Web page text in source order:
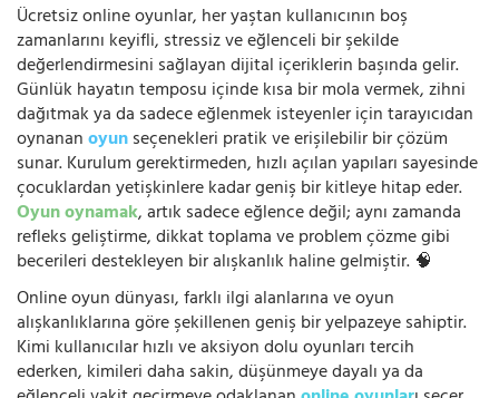
Ücretsiz online oyunlar, her yaştan kullanıcının boş
zamanlarını keyifli, stressiz ve eğlenceli bir şekilde
değerlendirmesini sağlayan dijital içeriklerin başında gelir.
Günlük hayatın temposu içinde kısa bir mola vermek, zihni
dağıtmak ya da sadece eğlenmek isteyenler için tarayıcıdan
oynananoyunseçenekleri pratik ve erişilebilir bir çözüm
sunar. Kurulum gerektirmeden, hızlı açılan yapıları sayesinde
çocuklardan yetişkinlere kadar geniş bir kitleye hitap eder.
Oyun oynamak, artık sadece eğlence değil; aynı zamanda
refleks geliştirme, dikkat toplama ve problem çözme gibi
becerileri destekleyen bir alışkanlık haline gelmiştir. 🧠
Online oyun dünyası, farklı ilgi alanlarına ve oyun
alışkanlıklarına göre şekillenen geniş bir yelpazeye sahiptir.
Kimi kullanıcılar hızlı ve aksiyon dolu oyunları tercih
ederken, kimileri daha sakin, düşünmeye dayalı ya da